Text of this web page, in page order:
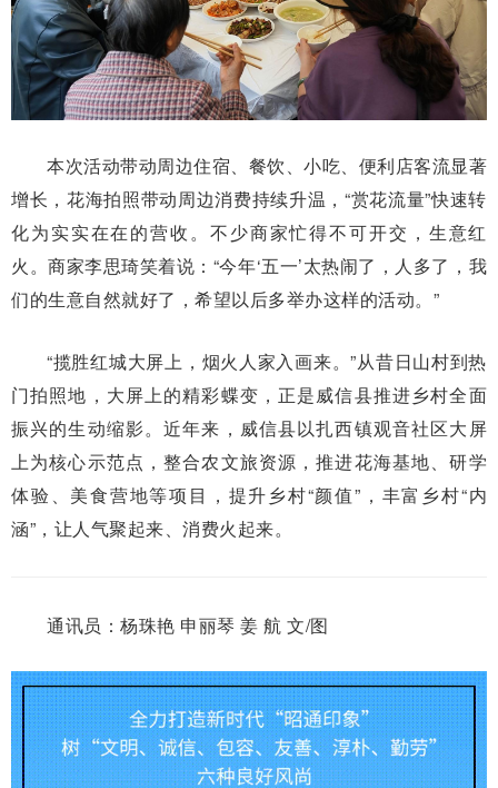
本次活动带动周边住宿、餐饮、小吃、便利店客流显著
增长，花海拍照带动周边消费持续升温，“赏花流量”快速转
化为实实在在的营收。不少商家忙得不可开交，生意红
火。商家李思琦笑着说：“今年‘五一’太热闹了，人多了，我
们的生意自然就好了，希望以后多举办这样的活动。”
“揽胜红城大屏上，烟火人家入画来。”从昔日山村到热
门拍照地，大屏上的精彩蝶变，正是威信县推进乡村全面
振兴的生动缩影。近年来，威信县以扎西镇观音社区大屏
上为核心示范点，整合农文旅资源，推进花海基地、研学
体验、美食营地等项目，提升乡村“颜值”，丰富乡村“内
涵”，让人气聚起来、消费火起来。
通讯员：杨珠艳 申丽琴 姜 航 文/图